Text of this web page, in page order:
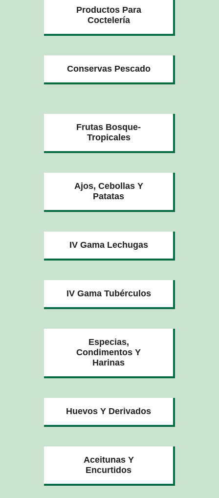
Productos Para
Coctelería
Conservas Pescado
Frutas Bosque-
Tropicales
Ajos, Cebollas Y
Patatas
IV Gama Lechugas
IV Gama Tubérculos
Especias,
Condimentos Y
Harinas
Huevos Y Derivados
Aceitunas Y
Encurtidos